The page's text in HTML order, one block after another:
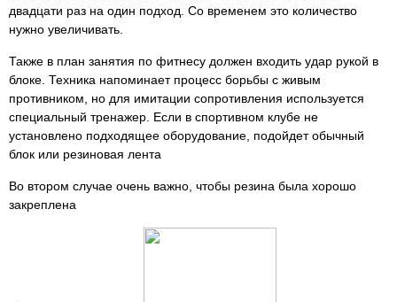
двадцати раз на один подход. Со временем это количество
нужно увеличивать.
Также в план занятия по фитнесу должен входить удар рукой в
блоке. Техника напоминает процесс борьбы с живым
противником, но для имитации сопротивления используется
специальный тренажер. Если в спортивном клубе не
установлено подходящее оборудование, подойдет обычный
блок или резиновая лента
Во втором случае очень важно, чтобы резина была хорошо
закреплена